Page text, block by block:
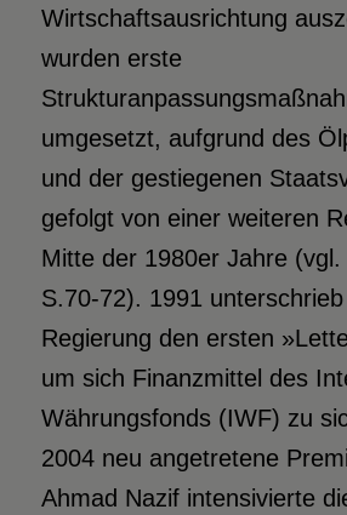
Wirtschaftsausrichtung
wurden erste
umgesetzt, aufgrund des
und der gestiegenen
gefolgt von einer weiteren
Mitte der 1980er Jahre (vgl.
S.70-72). 1991
Regierung den ersten
um sich Finanzmittel des
Währungsfonds (IWF) zu
2004 neu angetretene
Ahmad Nazif intensivierte